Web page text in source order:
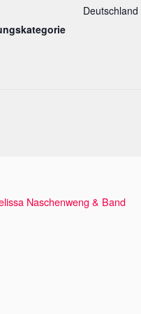
Deutschland